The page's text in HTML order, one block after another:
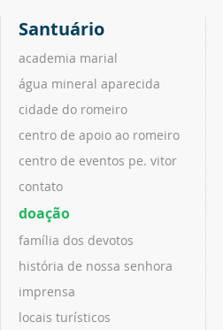
Santuário
academia marial
água mineral aparecida
cidade do romeiro
centro de apoio ao romeiro
centro de eventos pe. vitor
contato
doação
família dos devotos
história de nossa senhora
imprensa
locais turísticos